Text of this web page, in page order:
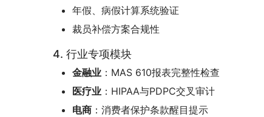
年假、病假计算系统验证
裁员补偿方案合规性
4. 行业专项模块
金融业 ：MAS 610报表完整性检查
医疗业 ：HIPAA与PDPC交叉审计
电商 ：消费者保护条款醒目提示